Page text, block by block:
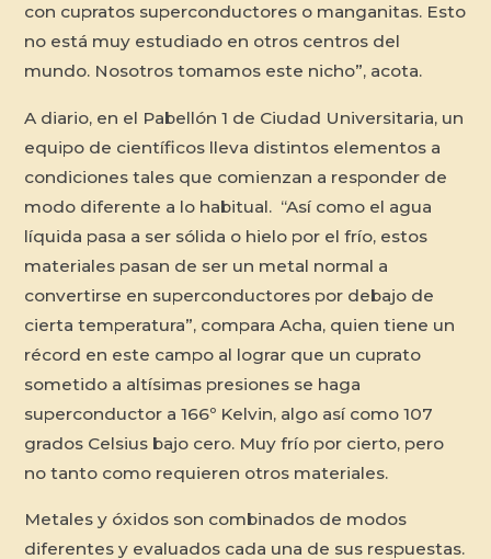
con cupratos superconductores o manganitas. Esto
no está muy estudiado en otros centros del
mundo. Nosotros tomamos este nicho”, acota.
A diario, en el Pabellón 1 de Ciudad Universitaria, un
equipo de científicos lleva distintos elementos a
condiciones tales que comienzan a responder de
modo diferente a lo habitual. “Así como el agua
líquida pasa a ser sólida o hielo por el frío, estos
materiales pasan de ser un metal normal a
convertirse en superconductores por debajo de
cierta temperatura”, compara Acha, quien tiene un
récord en este campo al lograr que un cuprato
sometido a altísimas presiones se haga
superconductor a 166º Kelvin, algo así como 107
grados Celsius bajo cero. Muy frío por cierto, pero
no tanto como requieren otros materiales.
Metales y óxidos son combinados de modos
diferentes y evaluados cada una de sus respuestas.